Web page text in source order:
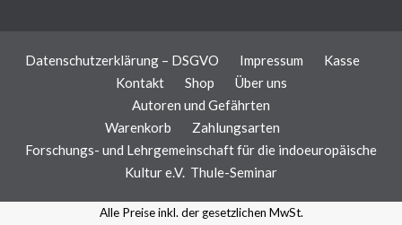
Datenschutzerklärung – DSGVO Impressum
Kasse
Kontakt
Shop
Über uns
Autoren und Gefährten
Warenkorb
Zahlungsarten
Forschungs- und Lehrgemeinschaft für die indoeuropäische
Kultur e.V. Thule-Seminar
Alle Preise inkl. der gesetzlichen MwSt.